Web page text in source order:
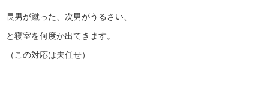
長男が蹴った、次男がうるさい、
と寝室を何度か出てきます。
（この対応は夫任せ）